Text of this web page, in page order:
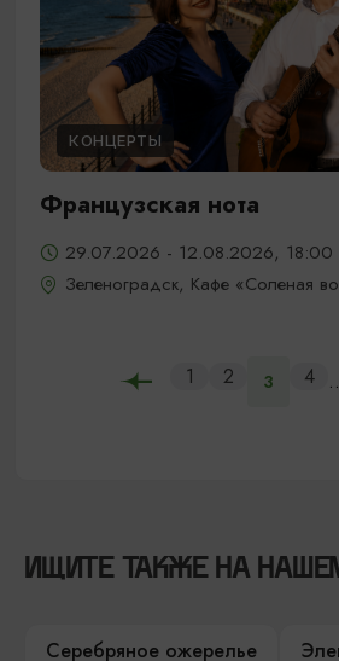
КОНЦЕРТЫ
Французская нота
29.07.2026 - 12.08.2026, 18:00
Зеленоградск, Кафе «Соленая
1 2 3 4
ИЩИТЕ ТАКЖЕ НА
Серебряное ожерелье